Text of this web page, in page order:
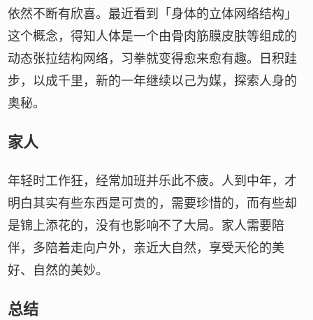
依然不断有欣喜。最近看到「身体的立体网络结构」
这个概念，得知人体是一个由骨肉筋膜皮肤等组成的
动态张拉结构网络，习拳就变得愈来愈有趣。日积跬
步，以成千里，新的一年继续以己为媒，探索人身的
奥秘。
家人
年轻时工作狂，经常加班并乐此不疲。人到中年，才
明白其实有些东西是可贵的，需要珍惜的，而有些却
是锦上添花的，没有也影响不了大局。家人需要陪
伴，多陪着走向户外，亲近大自然，享受天伦的美
好、自然的美妙。
总结